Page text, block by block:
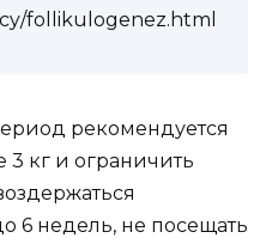
follikulogenez.html
рекомендуется
3 кг и ограничить
6 недель, не посещать